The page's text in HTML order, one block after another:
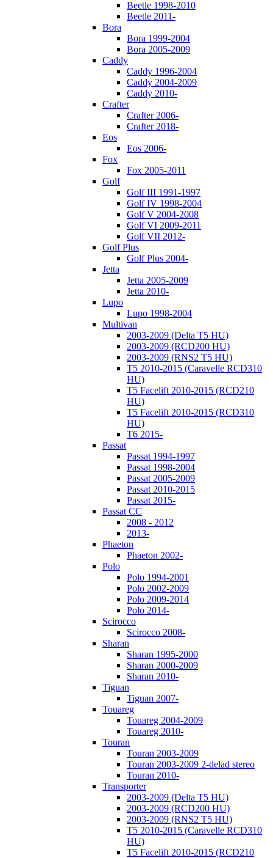
Beetle 1998-2010
Beetle 2011-
Bora
Bora 1999-2004
Bora 2005-2009
Caddy
Caddy 1996-2004
Caddy 2004-2009
Caddy 2010-
Crafter
Crafter 2006-
Crafter 2018-
Eos
Eos 2006-
Fox
Fox 2005-2011
Golf
Golf III 1991-1997
Golf IV 1998-2004
Golf V 2004-2008
Golf VI 2009-2011
Golf VII 2012-
Golf Plus
Golf Plus 2004-
Jetta
Jetta 2005-2009
Jetta 2010-
Lupo
Lupo 1998-2004
Multivan
2003-2009 (Delta T5 HU)
2003-2009 (RCD200 HU)
2003-2009 (RNS2 T5 HU)
T5 2010-2015 (Caravelle RCD310
HU)
T5 Facelift 2010-2015 (RCD210
HU)
T5 Facelift 2010-2015 (RCD310
HU)
T6 2015-
Passat
Passat 1994-1997
Passat 1998-2004
Passat 2005-2009
Passat 2010-2015
Passat 2015-
Passat CC
2008 - 2012
2013-
Phaeton
Phaeton 2002-
Polo
Polo 1994-2001
Polo 2002-2009
Polo 2009-2014
Polo 2014-
Scirocco
Scirocco 2008-
Sharan
Sharan 1995-2000
Sharan 2000-2009
Sharan 2010-
Tiguan
Tiguan 2007-
Touareg
Touareg 2004-2009
Touareg 2010-
Touran
Touran 2003-2009
Touran 2003-2009 2-delad stereo
Touran 2010-
Transporter
2003-2009 (Delta T5 HU)
2003-2009 (RCD200 HU)
2003-2009 (RNS2 T5 HU)
T5 2010-2015 (Caravelle RCD310
HU)
T5 Facelift 2010-2015 (RCD210